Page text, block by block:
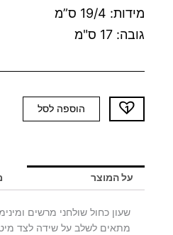
מידות: 19/4 ס”מ
גובה: 17 ס"מ
כמות
של
RUBIC
אחרונות
הוספה לסל
על המוצר
שעון כחול שולחני מרשים
מתאים לשלב על שידה לצד